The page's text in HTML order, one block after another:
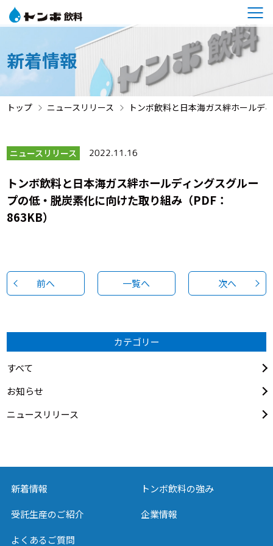
新着情報
トップ ニュースリリース トンボ飲料と日本海ガス絆ホールデ
ニュースリリース 2022.11.16
トンボ飲料と日本海ガス絆ホールディングスグルー
プの低・脱炭素化に向けた取り組み（PDF：
863KB）
前へ 一覧へ 次へ
カテゴリー
すべて
お知らせ
ニュースリリース
新着情報
トンボ飲料の強み
受託生産のご紹介
企業情報
よくあるご質問